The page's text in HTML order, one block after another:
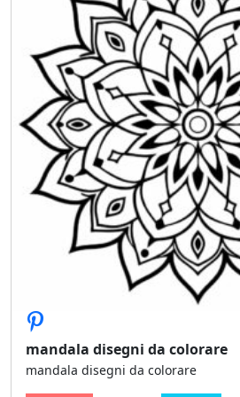
mandala disegni da colorare
mandala disegni da colorare